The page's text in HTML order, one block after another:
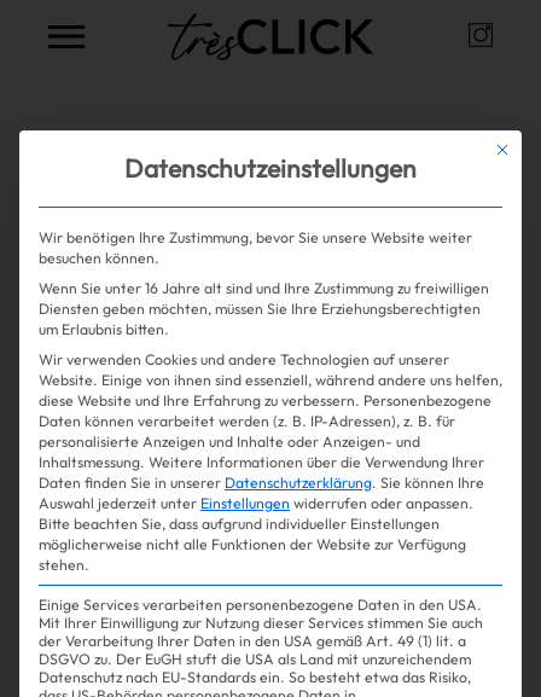
Shopping
Gossip
Experience
Win Win
Alle Artikel zum ThemaMaison
Alaia
Shopping Fashion| 06.05.2024
Mehr lesen
Mit
Datenschutzeinstellungen
Wir benötigen Ihre Zustimmung, bevor Sie unsere Website weiter
besuchen können.
Wenn Sie unter 16 Jahre alt sind und Ihre Zustimmung zu freiwilligen
Diensten geben möchten, müssen Sie Ihre Erziehungsberechtigten
um Erlaubnis bitten.
Wir verwenden Cookies und andere Technologien auf unserer
Website. Einige von ihnen sind essenziell, während andere uns helfen,
diese Website und Ihre Erfahrung zu verbessern. Personenbezogene
Daten können verarbeitet werden (z. B. IP-Adressen), z. B. für
personalisierte Anzeigen und Inhalte oder Anzeigen- und
Inhaltsmessung. Weitere Informationen über die Verwendung Ihrer
Daten finden Sie in unserer Datenschutzerklärung. Sie können Ihre
Auswahl jederzeit unter Einstellungen widerrufen oder anpassen.
Bitte beachten Sie, dass aufgrund individueller Einstellungen
möglicherweise nicht alle Funktionen der Website zur Verfügung
stehen.
Einige Services verarbeiten personenbezogene Daten in den USA.
Mit Ihrer Einwilligung zur Nutzung dieser Services stimmen Sie auch
der Verarbeitung Ihrer Daten in den USA gemäß Art. 49 (1) lit. a
DSGVO zu. Der EuGH stuft die USA als Land mit unzureichendem
Datenschutz nach EU-Standards ein. So besteht etwa das Risiko,